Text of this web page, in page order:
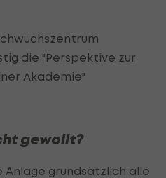
die "Perspektive zur
Akademie"
gewollt?
Anlage grundsätzlich alle